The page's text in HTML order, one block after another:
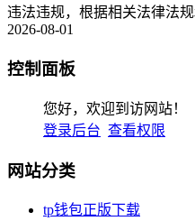
违法违规，根据相关法律法
2026-08-01
控制面板
您好，欢迎到访网站！
登录后台 查看权限
网站分类
tp钱包正版下载